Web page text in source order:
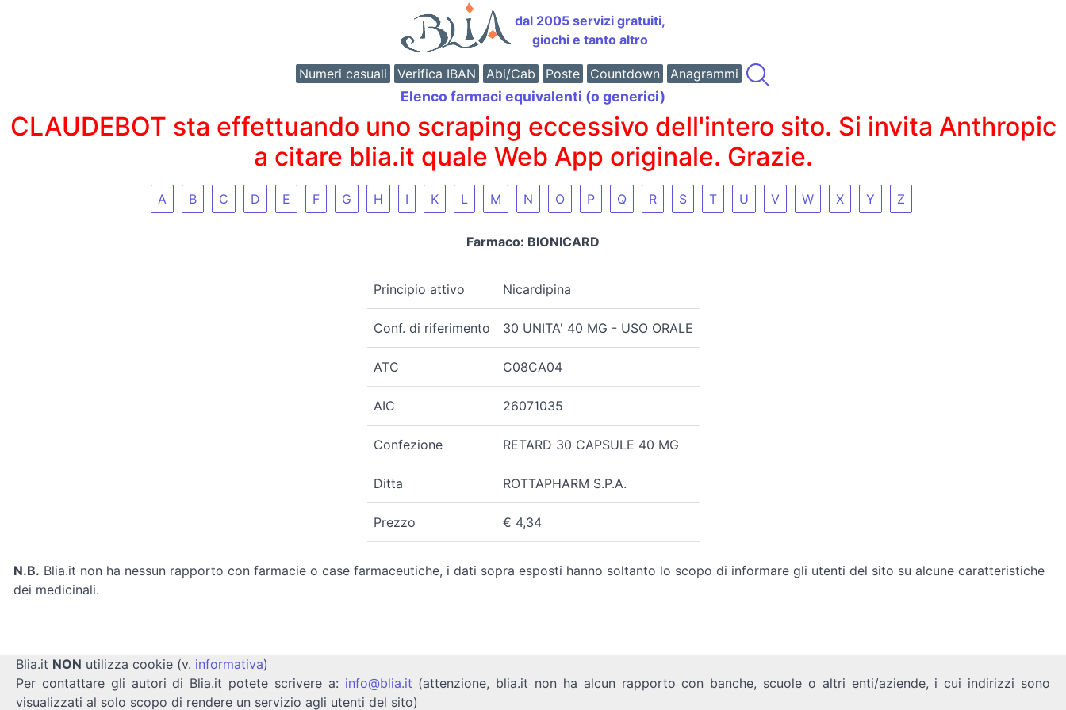
dal 2005 servizi gratuiti,
giochi e tanto altro
Numeri casuali Verifica IBAN Abi/Cab Poste Countdown Anagrammi
Elenco farmaci equivalenti (o generici)
CLAUDEBOT sta effettuando uno scraping eccessivo dell'intero sito. Si invita Anthropic
a citare blia.it quale Web App originale. Grazie.
A B C D E F G H I K L M N O P Q R S T U V W X Y Z
Farmaco: BIONICARD
Principio attivo Nicardipina
Conf. di riferimento 30 UNITA' 40 MG - USO ORALE
ATC C08CA04
AIC 26071035
Confezione RETARD 30 CAPSULE 40 MG
Ditta ROTTAPHARM S.P.A.
Prezzo € 4,34
N.B. Blia.it non ha nessun rapporto con farmacie o case farmaceutiche, i dati sopra esposti hanno soltanto lo scopo di informare gli utenti del sito su alcune caratteristiche
dei medicinali.
Blia.it NON utilizza cookie (v. informativa)
Per contattare gli autori di Blia.it potete scrivere a: info@blia.it (attenzione, blia.it non ha alcun rapporto con banche, scuole o altri enti/aziende, i cui indirizzi sono
visualizzati al solo scopo di rendere un servizio agli utenti del sito)